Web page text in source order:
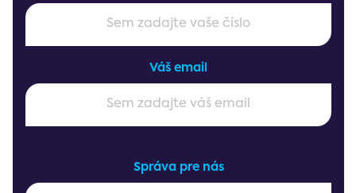
Váš email
Správa pre nás